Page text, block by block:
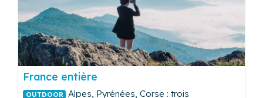
France entière
OUTDOOR
Alpes, Pyrénées, Corse : trois